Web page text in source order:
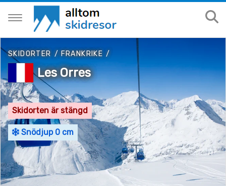
SKIDORTER /FRANKRIKE /
Les Orres
Skidorten är stängd
Snödjup 0 cm